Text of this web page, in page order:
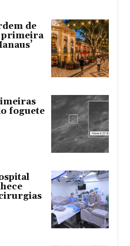
de
primeira
foguete